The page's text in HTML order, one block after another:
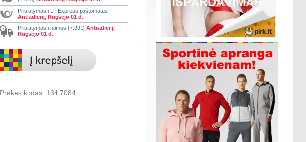
Pristatymas į LP Express paštomatus
Antradienį, Rugsėjo 01 d.
Pristatymas į namus (7.99€) Antradienį,
Rugsėjo 01 d.
Prekės kodas: 134.7084